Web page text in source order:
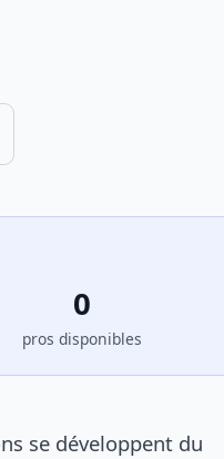
0
pros disponibles
se développent du